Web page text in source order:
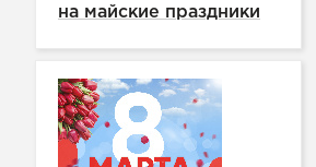
на майские праздники